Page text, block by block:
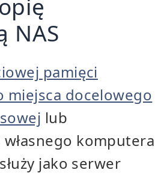
NAS
pamięci
miejsca docelowego
lub
komputera
jako serwer